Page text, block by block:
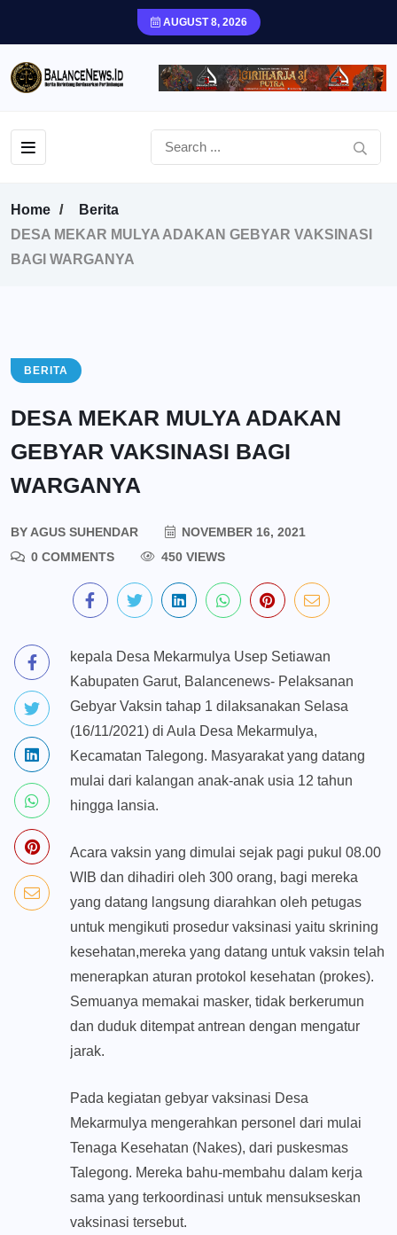
AUGUST 8, 2026
Home
Berita
DESA MEKAR MULYA ADAKAN GEBYAR VAKSINASI
BAGI WARGANYA
BERITA
DESA MEKAR MULYA ADAKAN
GEBYAR VAKSINASI BAGI
WARGANYA
BYAGUS SUHENDAR
NOVEMBER 16, 2021
0 COMMENTS
450 VIEWS
kepala Desa Mekarmulya Usep Setiawan
Kabupaten Garut, Balancenews- Pelaksanan
Gebyar Vaksin tahap 1 dilaksanakan Selasa
(16/11/2021) di Aula Desa Mekarmulya,
Kecamatan Talegong. Masyarakat yang datang
mulai dari kalangan anak-anak usia 12 tahun
hingga lansia.
Acara vaksin yang dimulai sejak pagi pukul 08.00
WIB dan dihadiri oleh 300 orang, bagi mereka
yang datang langsung diarahkan oleh petugas
untuk mengikuti prosedur vaksinasi yaitu skrining
kesehatan,mereka yang datang untuk vaksin telah
menerapkan aturan protokol kesehatan (prokes).
Semuanya memakai masker, tidak berkerumun
dan duduk ditempat antrean dengan mengatur
jarak.
Pada kegiatan gebyar vaksinasi Desa
Mekarmulya mengerahkan personel dari mulai
Tenaga Kesehatan (Nakes), dari puskesmas
Talegong. Mereka bahu-membahu dalam kerja
sama yang terkoordinasi untuk mensukseskan
vaksinasi tersebut.